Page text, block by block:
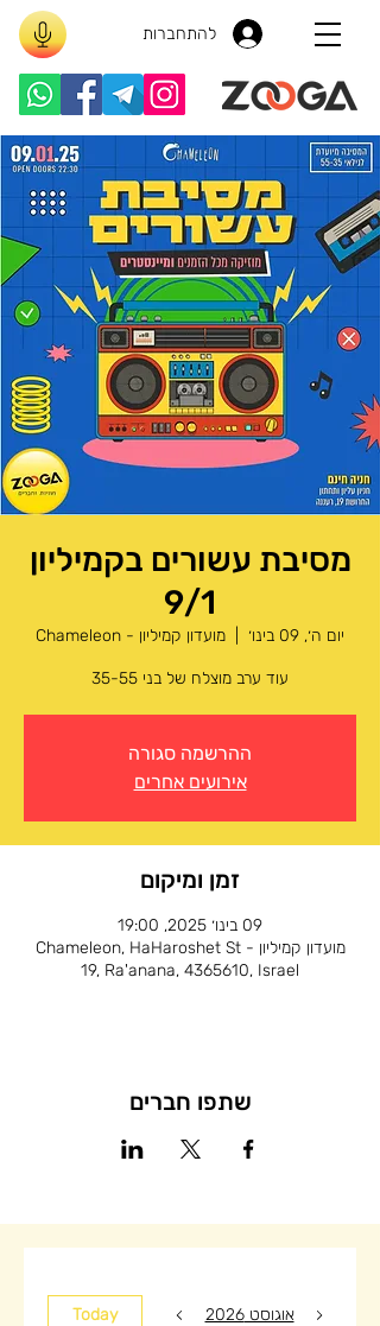
להתחברות
מסיבת עשורים בקמיליון
9/1
יום ה׳, 09 בינו׳ מועדון קמיליון - Chameleon
עוד ערב מוצלח של בני 35-55
ההרשמה סגורה
אירועים אחרים
זמן ומיקום
09 בינו׳ 2025, 19:00
מועדון קמיליון - Chameleon, HaHaroshet St
19, Ra'anana, 4365610, Israel
שתפו חברים
אוגוסט 2026 Today